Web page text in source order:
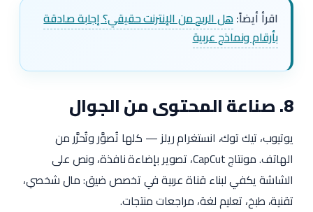
اقرأ أيضاً:هل الربح من الإنترنت حقيقي؟ إجابة صادقة
بأرقام ونماذج عربية
8. صناعة المحتوى من الجوال
يوتيوب، تيك توك، انستغرام ريلز — كلها تُصوَّر وتُحرَّر من
الهاتف. مونتاج CapCut، تصوير بإضاءة نافذة، ونص على
الشاشة يكفي لبناء قناة عربية في تخصص ضيق: مال شخصي،
تقنية، طبخ، تعليم لغة، مراجعات منتجات.